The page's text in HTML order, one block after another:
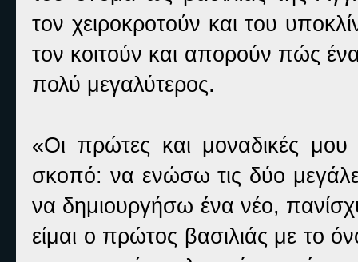
τον χειροκροτούν και του
τον κοιτούν και απορούν πώς
πολύ μεγαλύτερος.
«Οι πρώτες και μοναδικές
σκοπό: να ενώσω τις δύο
να δημιουργήσω ένα νέο,
είμαι ο πρώτος βασιλιάς με το